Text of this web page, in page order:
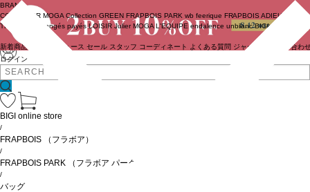
ログイン
BRAND
COUTURIER MOGA Collection GREEN FRAPBOIS PARK wb feerique FRAPBOIS ADIEU
TRISTESSE
congés payés LOISIR Julier MOGA L'EQUIPE endalence unbilanc BIGI online store
新着商品 ニュース セール スタッフ コーディネート よくある質問 ジャーナル お問い合わ
BIGI online store
/
FRAPBOIS （フラボア）
/
FRAPBOIS PARK （フラボア パーク）
/
バッグ